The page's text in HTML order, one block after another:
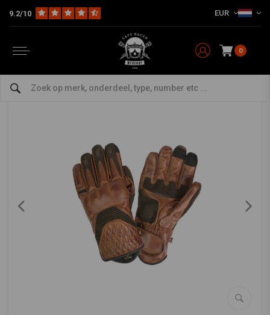
9.2/10 EUR
0
The Rider Handschoenen Café III-Handschoenen | Bruin | Kies Maat
bekijk alles van By City
Café III-Handschoenen | Bruin | Kies Maat